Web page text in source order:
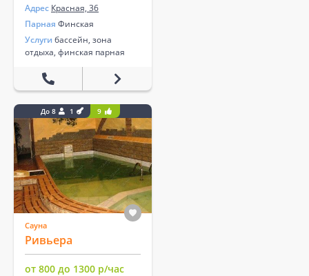
Адрес Красная, 36
Парная Финская
Услуги бассейн, зона
отдыха, финская парная
До 8 1 9
Сауна
Ривьера
от 800 до 1300 р/час